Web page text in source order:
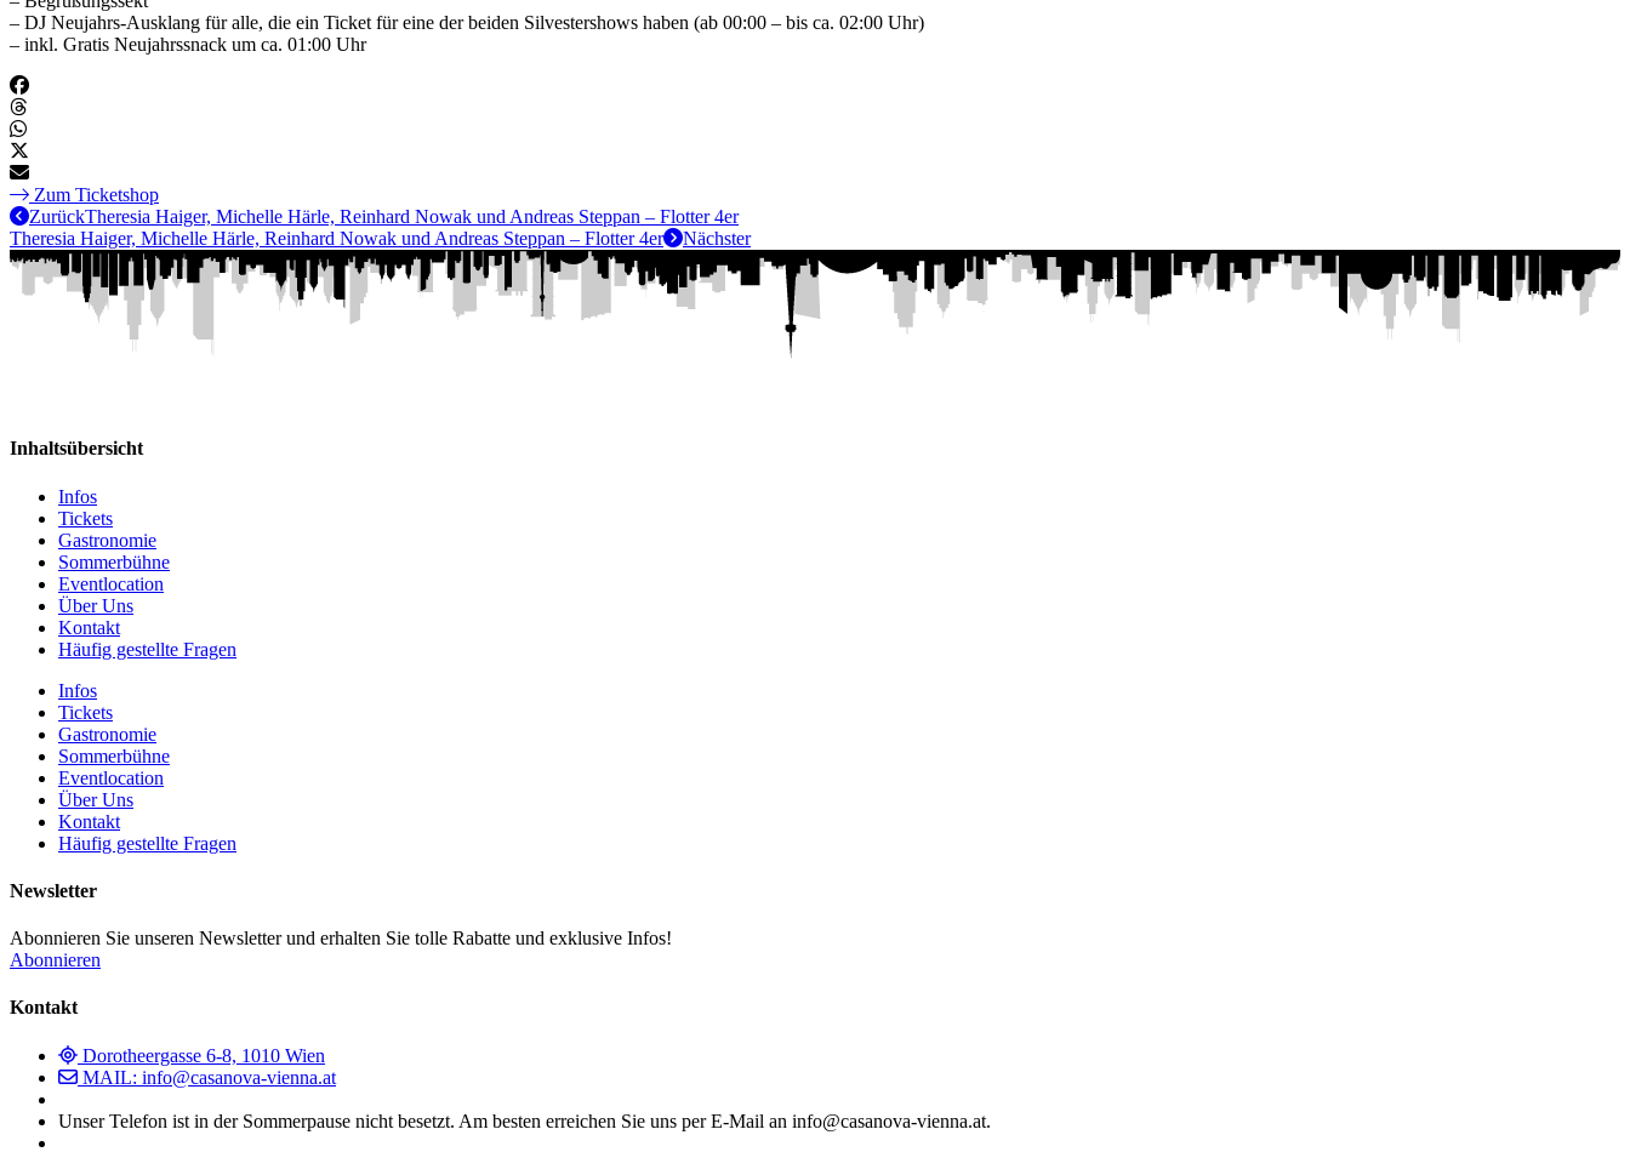
– DJ Neujahrs-Ausklang für alle, die ein Ticket für eine der beiden Silvestershows haben (ab 00:00 – bis ca. 02:00 Uhr)
– inkl. Gratis Neujahrssnack um ca. 01:00 Uhr
Zum Ticketshop
ZurückTheresia Haiger, Michelle Härle, Reinhard Nowak und Andreas Steppan – Flotter 4er
Theresia Haiger, Michelle Härle, Reinhard Nowak und Andreas Steppan – Flotter 4er
Nächster
Inhaltsübersicht
Infos
Tickets
Gastronomie
Sommerbühne
Eventlocation
Über Uns
Kontakt
Häufig gestellte Fragen
Infos
Tickets
Gastronomie
Sommerbühne
Eventlocation
Über Uns
Kontakt
Häufig gestellte Fragen
Newsletter
Abonnieren Sie unseren Newsletter und erhalten Sie tolle Rabatte und exklusive Infos!
Abonnieren
Kontakt
Dorotheergasse 6-8, 1010 Wien
MAIL: info@casanova-vienna.at
Unser Telefon ist in der Sommerpause nicht besetzt. Am besten erreichen Sie uns per E-Mail an info@casanova-vienna.at.